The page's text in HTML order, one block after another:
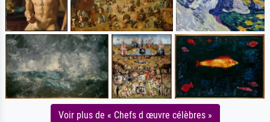
Voir plus de « Chefs d œuvre célèbres »